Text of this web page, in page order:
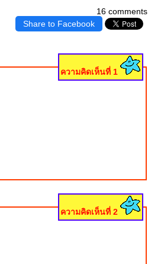
16 comments
Share to Facebook
ความคิดเห็นที่ 1
ความคิดเห็นที่ 2